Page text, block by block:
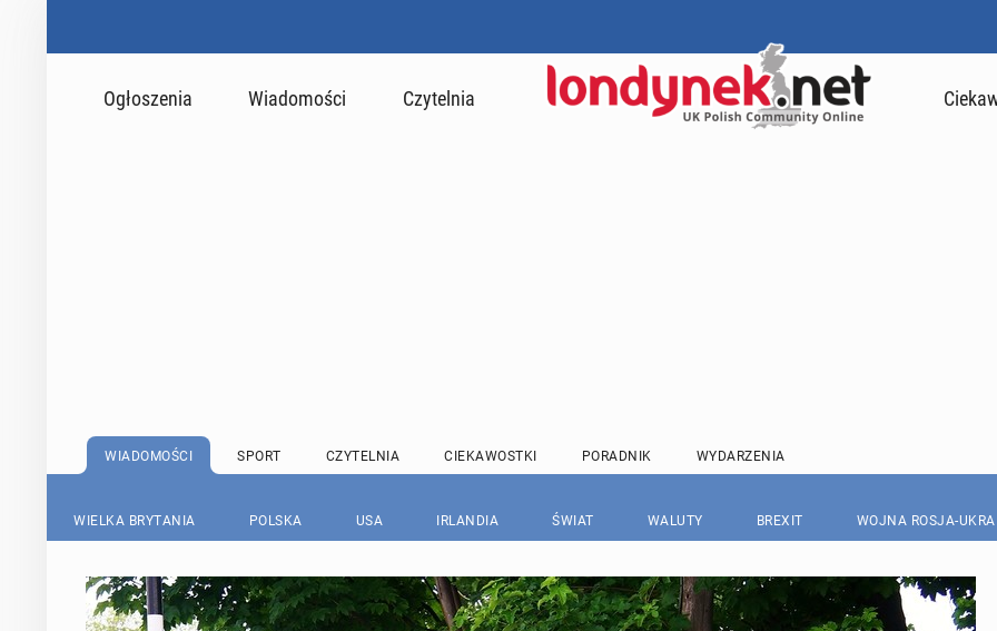
Ogłoszenia Wiadomości Czytelnia
WIADOMOŚCI SPORT CZYTELNIA CIEKAWOSTKI PORADNIK WYDARZENIA
WIELKA BRYTANIA POLSKA USA IRLANDIA ŚWIAT WALUTY BREXIT WOJNA ROSJA-